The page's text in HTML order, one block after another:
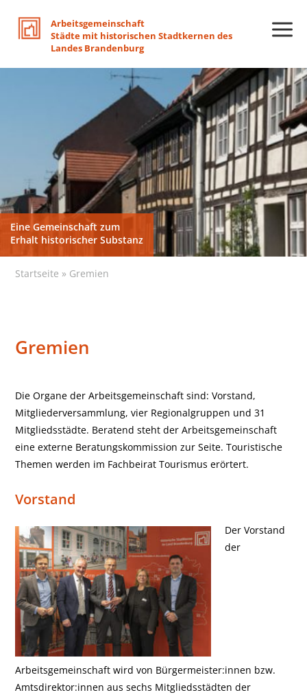
Arbeitsgemeinschaft
Städte mit historischen Stadtkernen des
Landes Brandenburg
Eine Gemeinschaft zum
Erhalt historischer Substanz
Eine Gemeinschaft zum
Erhalt historischer Substanz
Eine Gemeinschaft zum
Erhalt historischer Substanz
Startseite » Gremien
Gremien
Gremien
Die Organe der Arbeitsgemeinschaft sind: Vorstand,
Mitgliederversammlung, vier Regionalgruppen und 31
Mitgliedsstädte. Beratend steht der Arbeitsgemeinschaft
eine externe Beratungskommission zur Seite. Touristische
Themen werden im Fachbeirat Tourismus erörtert.
Vorstand
Der Vorstand
der
Arbeitsgemeinschaft wird von Bürgermeister:innen bzw.
Amtsdirektor:innen aus sechs Mitgliedsstädten der